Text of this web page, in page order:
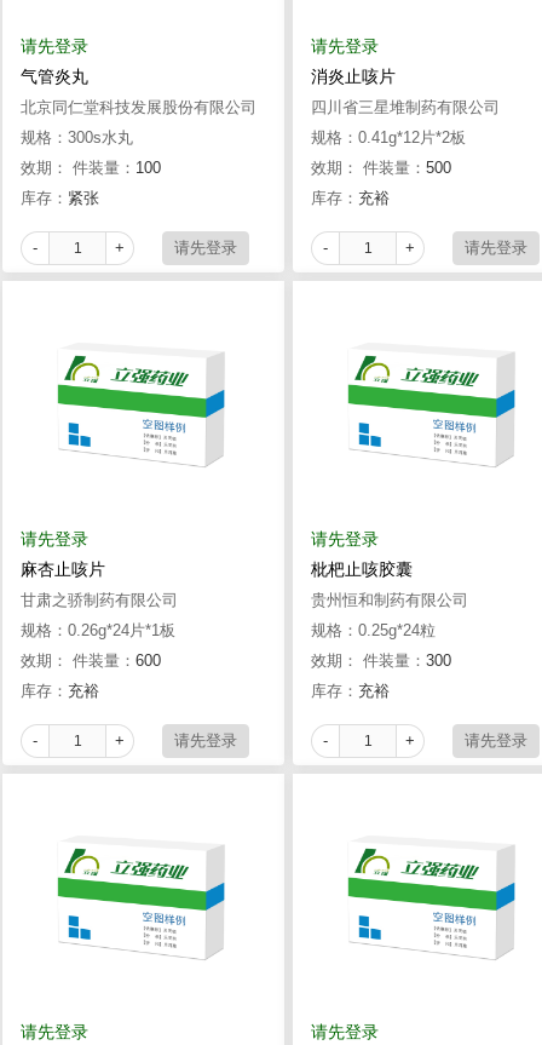
请先登录
气管炎丸
北京同仁堂科技发展股份有限公司
制药厂
规格：300s水丸
效期： 件装量： 100
库存： 紧张
- +
请先登录
消炎止咳片
四川省三星堆制药有限公司
规格：0.41g*12片*2板
效期： 件装量： 500
库存： 充裕
- +
请先登录
麻杏止咳片
甘肃之骄制药有限公司
规格：0.26g*24片*1板
效期： 件装量： 600
库存： 充裕
- +
请先登录
枇杷止咳胶囊
贵州恒和制药有限公司
规格：0.25g*24粒
效期： 件装量： 300
库存： 充裕
- +
请先登录
请先登录